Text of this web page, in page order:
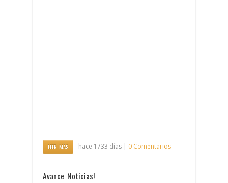
LEER MÁS hace 1733 días | 0 Comentarios
Avance Noticias!